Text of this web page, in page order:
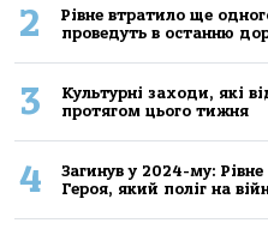
2
Рівне втратило ще
проведуть в останню
3
Культурні заходи, які
протягом цього тижня
4
Загинув у 2024-му:
Героя, який поліг на